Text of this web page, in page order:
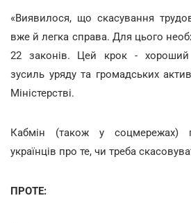
«Виявилося, що скасування
вже й легка справа. Для цього
22 законів. Цей крок - хороший
зусиль уряду та громадських
Міністерстві.
Кабмін (також у соцмережах)
українців про те, чи треба
ПРОТЕ: